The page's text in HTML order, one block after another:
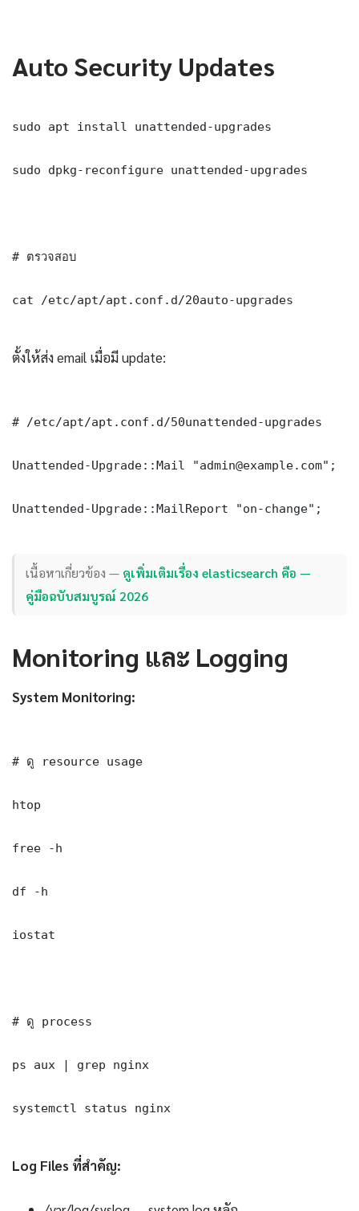
Auto Security Updates
sudo apt install unattended-upgrades
sudo dpkg-reconfigure unattended-upgrades
# ตรวจสอบ
cat /etc/apt/apt.conf.d/20auto-upgrades
ตั้งให้ส่ง email เมื่อมี update:
# /etc/apt/apt.conf.d/50unattended-upgrades
Unattended-Upgrade::Mail "admin@example.com";
Unattended-Upgrade::MailReport "on-change";
เนื้อหาเกี่ยวข้อง — ดูเพิ่มเติมเรื่อง elasticsearch คือ —
คู่มือฉบับสมบูรณ์ 2026
Monitoring และ Logging
System Monitoring:
# ดู resource usage
htop
free -h
df -h
iostat
# ดู process
ps aux | grep nginx
systemctl status nginx
Log Files ที่สำคัญ: